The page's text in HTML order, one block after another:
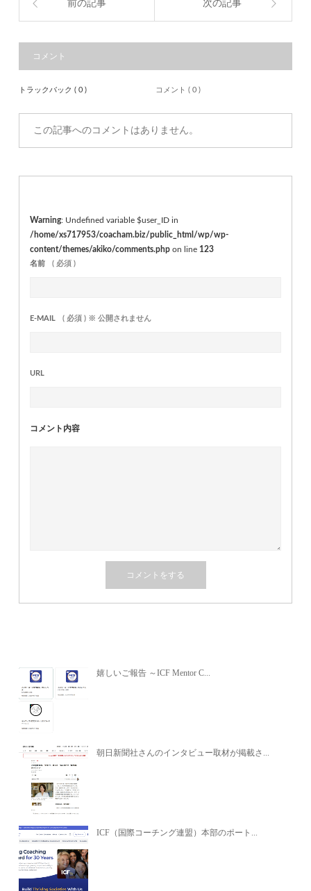
前の記事 次の記事
コメント
トラックバック ( 0 ) コメント ( 0 )
この記事へのコメントはありません。
Warning : Undefined variable $user_ID in
/home/xs717953/coacham.biz/public_html/wp/wp-
content/themes/akiko/comments.php on line 123
名前 ( 必須 )
E-MAIL ( 必須 ) ※ 公開されません
URL
コメント内容
嬉しいご報告 ～ICF Mentor C...
朝日新聞社さんのインタビュー取材が掲載さ...
ICF（国際コーチング連盟）本部のポート...